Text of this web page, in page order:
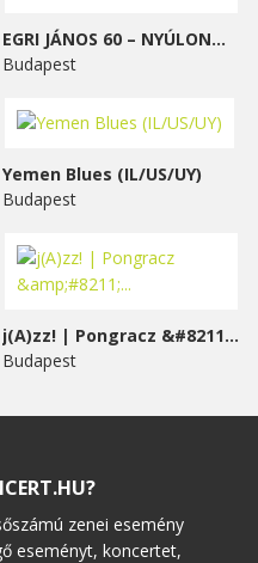
EGRI JÁNOS 60 – NYÚLON...
Budapest
Yemen Blues (IL/US/UY)
Budapest
j(A)zz! | Pongracz &#8211;...
Budapest
zenei esemény
eseményt, koncertet,